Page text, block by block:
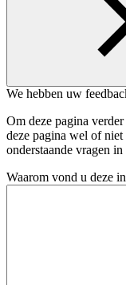
We hebben uw
Om deze pagina
deze pagina wel of
onderstaande vragen
Waarom vond u deze